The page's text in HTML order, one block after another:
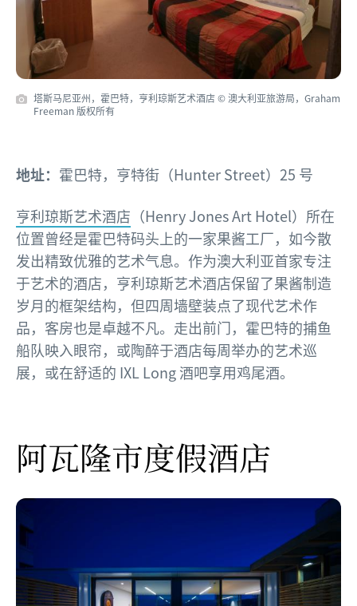
塔斯马尼亚州，霍巴特，亨利琼斯艺术酒店 © 澳大利亚旅游局，Graham
Freeman 版权所有
地址： 霍巴特，亨特街（Hunter Street）25 号
亨利琼斯艺术酒店 （Henry Jones Art Hotel）所在
位置曾经是霍巴特码头上的一家果酱工厂，如今散
发出精致优雅的艺术气息。作为澳大利亚首家专注
于艺术的酒店，亨利琼斯艺术酒店保留了果酱制造
岁月的框架结构，但四周墙壁装点了现代艺术作
品，客房也是卓越不凡。走出前门，霍巴特的捕鱼
船队映入眼帘，或陶醉于酒店每周举办的艺术巡
展，或在舒适的 IXL Long 酒吧享用鸡尾酒。
阿瓦隆市度假酒店